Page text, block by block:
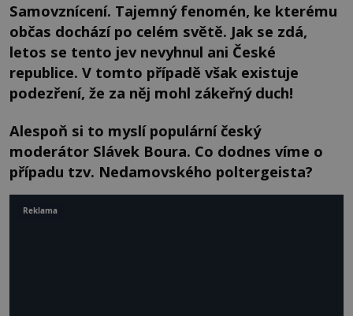
Samovznícení. Tajemný fenomén, ke kterému
občas dochází po celém světě. Jak se zdá,
letos se tento jev nevyhnul ani České
republice. V tomto případě však existuje
podezření, že za něj mohl zákeřný duch!
Alespoň si to myslí populární český
moderátor Slávek Boura. Co dodnes víme o
případu tzv. Nedamovského poltergeista?
Reklama